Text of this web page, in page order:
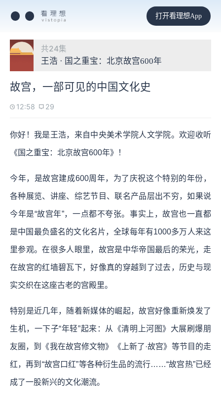
打开看理想App
共24集
王浩 · 国之重宝：北京故宫600年
故宫，一部可见的中国文化史
12:58 29
你好！我是王浩，来自中央美术学院人文学院。欢迎收听
《国之重宝：北京故宫600年》！
今年，是故宫建成600周年，为了庆祝这个特别的年份，
各种展览、讲座、综艺节目、联名产品层出不穷，如果说
今年是“故宫年”，一点都不夸张。事实上，故宫也一直都
是中国最负盛名的文化名片，全球每年有1000多万人来这
里参观。在很多人眼里，故宫是中华帝国最后的荣光，走
在故宫的红墙碧瓦下，好像真的穿越到了过去，历史与现
实交织在这座古老的宫殿里。
特别是近几年，随着新媒体的崛起，故宫好像重新焕发了
生机，一下子“年轻”起来：从《清明上河图》大展刷爆朋
友圈，到《我在故宫修文物》《上新了·故宫》等节目的走
红，再到“故宫口红”等各种衍生品的流行……“故宫热”已经
成了一股新兴的文化潮流。